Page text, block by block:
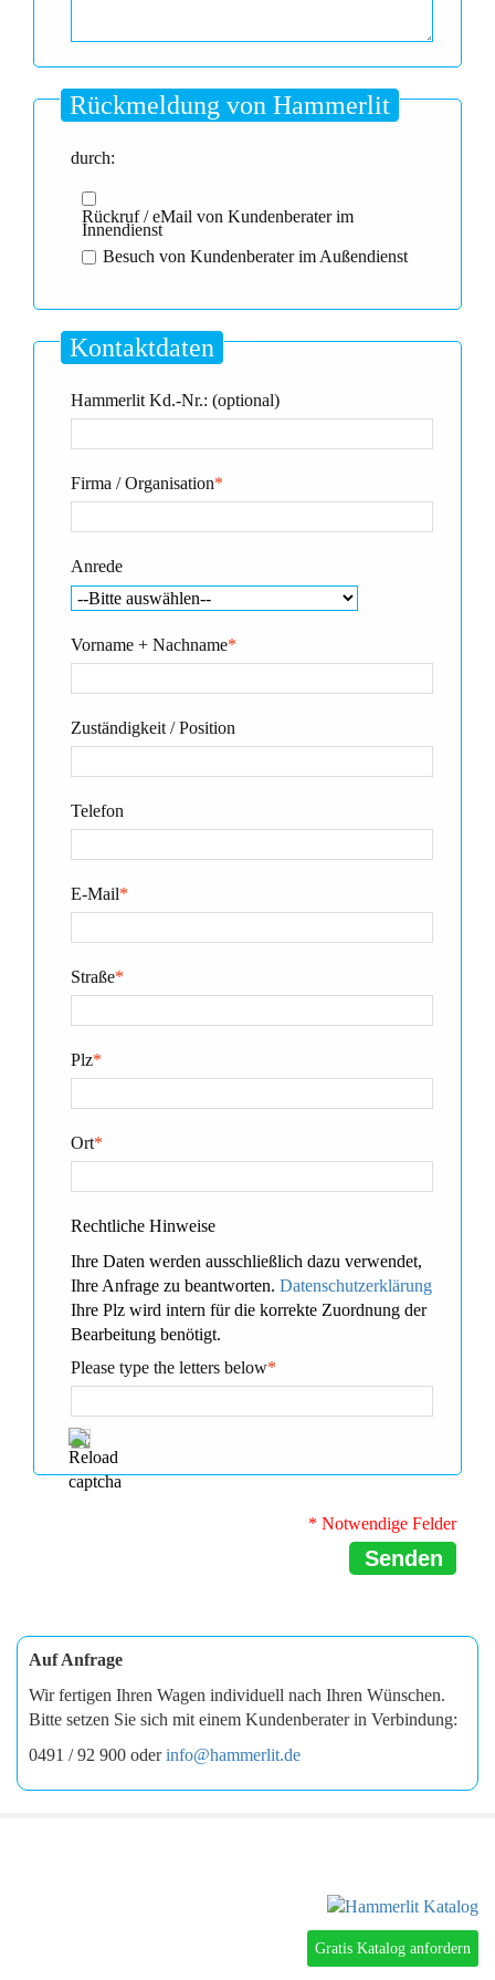
Rückmeldung von Hammerlit
durch:
Rückruf / eMail von Kundenberater im
Innendienst
Besuch von Kundenberater im Außendienst
Kontaktdaten
Hammerlit Kd.-Nr.: (optional)
*
Firma / Organisation
Anrede
*
Vorname + Nachname
Zuständigkeit / Position
Telefon
*
E-Mail
*
Straße
*
Plz
*
Ort
Rechtliche Hinweise
Ihre Daten werden ausschließlich dazu verwendet,
Ihre Anfrage zu beantworten. Datenschutzerklärung
Ihre Plz wird intern für die korrekte Zuordnung der
Bearbeitung benötigt.
*
Please type the letters below
* Notwendige Felder
Senden
Auf Anfrage
Wir fertigen Ihren Wagen individuell nach Ihren Wünschen.
Bitte setzen Sie sich mit einem Kundenberater in Verbindung:
0491 / 92 900 oderinfo@hammerlit.de
Gratis Katalog anfordern